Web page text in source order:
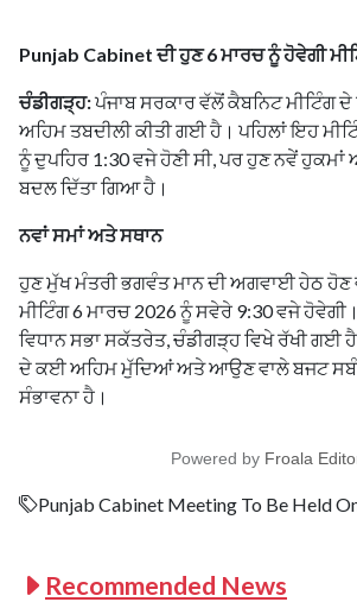
k
p
Punjab Cabinet ਦੀ ਹੁਣ 6 ਮਾਰਚ ਨੂੰ ਹੋਵੇਗੀ
ਚੰਡੀਗੜ੍ਹ:ਪੰਜਾਬ ਸਰਕਾਰ ਵੱਲੋਂ ਕੈਬਨਿਟ ਮੀਟਿੰਗ ਦੇ
ਅਹਿਮ ਤਬਦੀਲੀ ਕੀਤੀ ਗਈ ਹੈ। ਪਹਿਲਾਂ ਇਹ
ਨੂੰ ਦੁਪਹਿਰ 1:30 ਵਜੇ ਹੋਣੀ ਸੀ, ਪਰ ਹੁਣ ਨਵੇਂ
ਬਦਲ ਦਿੱਤਾ ਗਿਆ ਹੈ।
ਨਵਾਂ ਸਮਾਂ ਅਤੇ ਸਥਾਨ
ਹੁਣ ਮੁੱਖ ਮੰਤਰੀ ਭਗਵੰਤ ਮਾਨ ਦੀ ਅਗਵਾਈ ਹੇਠ ਹੋਣ
ਮੀਟਿੰਗ 6 ਮਾਰਚ 2026 ਨੂੰ ਸਵੇਰੇ 9:30 ਵਜੇ
ਵਿਧਾਨ ਸਭਾ ਸਕੱਤਰੇਤ, ਚੰਡੀਗੜ੍ਹ ਵਿਖੇ ਰੱਖੀ ਗਈ
ਦੇ ਕਈ ਅਹਿਮ ਮੁੱਦਿਆਂ ਅਤੇ ਆਉਣ ਵਾਲੇ ਬਜਟ
ਸੰਭਾਵਨਾ ਹੈ।
Powered by Froala
Punjab Cabinet Meeting To Be Held
Recommended News